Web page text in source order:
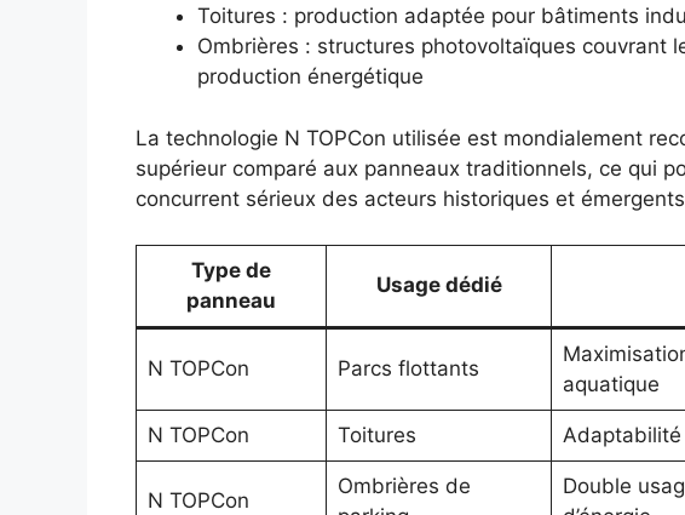
Toitures : production adaptée pour bâtiments
Ombrières : structures photovoltaïques couvrant
production énergétique
La technologie N TOPCon utilisée est mondialement
supérieur comparé aux panneaux traditionnels, ce qui
concurrent sérieux des acteurs historiques et
Type de
panneau
Usage dédié
N TOPCon Parcs flottants
aquatique
N TOPCon Toitures
N TOPCon
Ombrières de
Double